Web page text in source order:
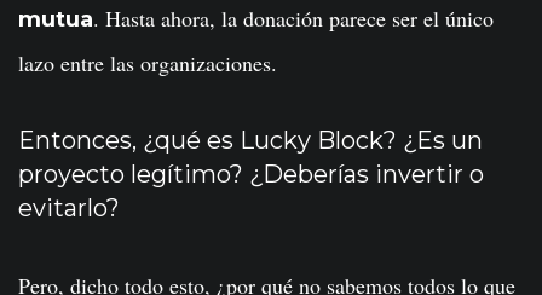
mutua. Hasta ahora, la donación parece ser el único
lazo entre las organizaciones.
Entonces, ¿qué es Lucky Block? ¿Es un
proyecto legítimo? ¿Deberías invertir o
evitarlo?
Pero, dicho todo esto, ¿por qué no sabemos todos lo que